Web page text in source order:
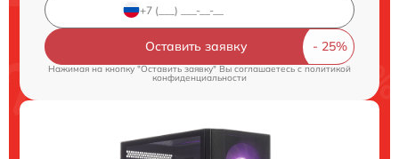
Оставить заявку
Нажимая на кнопку "Оставить заявку" Вы соглашаетесь cполитикой
конфиденциальности